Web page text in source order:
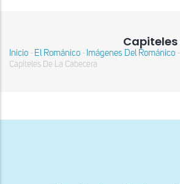
Sobrescribir
ayuda
Inicio - El Románico - Imágenes Del Románico -
Capiteles De La Cabecera